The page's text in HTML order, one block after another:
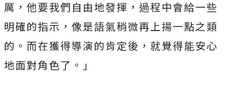
厲，他要我們自由地發揮， 過程中會給一些
明確的指示，像是語氣稍微再上揚一點之類
的。 而在獲得導演的肯定後，就覺得能安心
地面對角色了。」